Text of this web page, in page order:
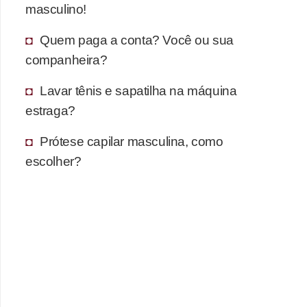
masculino!
Quem paga a conta? Você ou sua
companheira?
Lavar tênis e sapatilha na máquina
estraga?
Prótese capilar masculina, como
escolher?